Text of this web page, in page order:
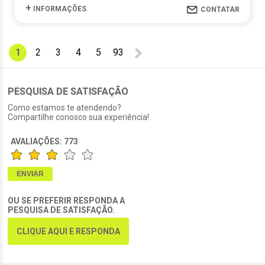
+ INFORMAÇÕES CONTATAR
1 2 3 4 5 93
PESQUISA DE SATISFAÇÃO
Como estamos te atendendo?
Compartilhe conosco sua experiência!
AVALIAÇÕES: 773
OU SE PREFERIR RESPONDA A
PESQUISA DE SATISFAÇÃO.
CLIQUE AQUI E RESPONDA